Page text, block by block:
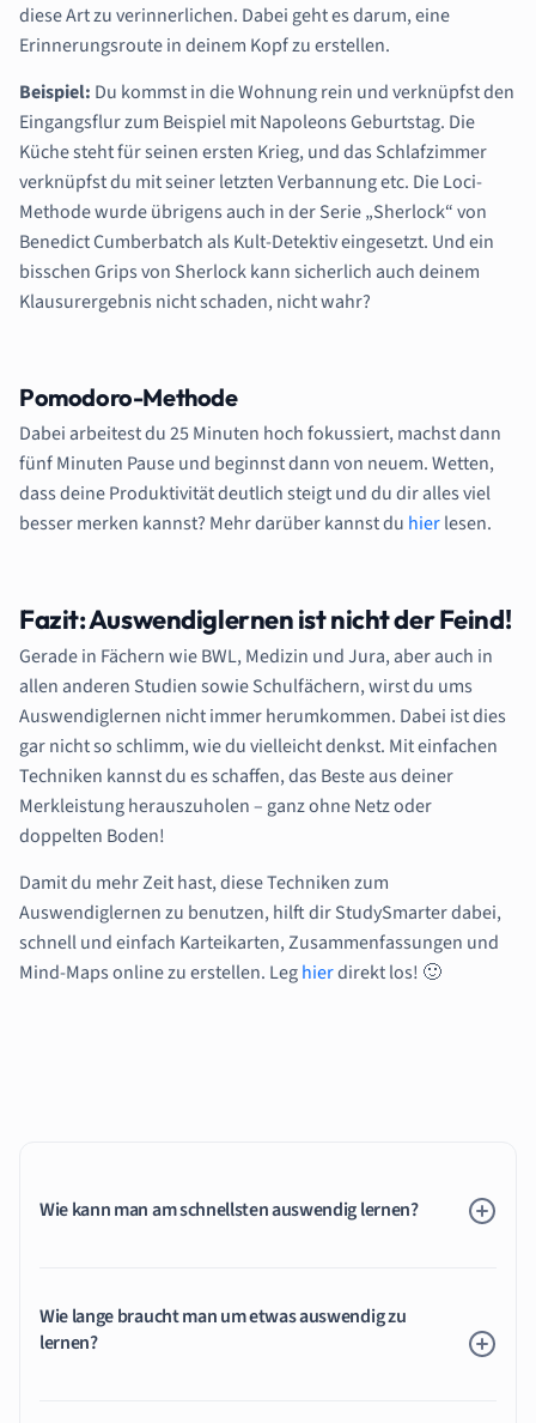
diese Art zu verinnerlichen. Dabei geht es darum, eine
Erinnerungsroute in deinem Kopf zu erstellen.
Beispiel: Du kommst in die Wohnung rein und verknüpfst den
Eingangsflur zum Beispiel mit Napoleons Geburtstag. Die
Küche steht für seinen ersten Krieg, und das Schlafzimmer
verknüpfst du mit seiner letzten Verbannung etc. Die Loci-
Methode wurde übrigens auch in der Serie „Sherlock“ von
Benedict Cumberbatch als Kult-Detektiv eingesetzt. Und ein
bisschen Grips von Sherlock kann sicherlich auch deinem
Klausurergebnis nicht schaden, nicht wahr?
Pomodoro-Methode
Dabei arbeitest du 25 Minuten hoch fokussiert, machst dann
fünf Minuten Pause und beginnst dann von neuem. Wetten,
dass deine Produktivität deutlich steigt und du dir alles viel
besser merken kannst? Mehr darüber kannst du hierlesen.
Fazit: Auswendiglernen ist nicht der Feind!
Gerade in Fächern wie BWL, Medizin und Jura, aber auch in
allen anderen Studien sowie Schulfächern, wirst du ums
Auswendiglernen nicht immer herumkommen. Dabei ist dies
gar nicht so schlimm, wie du vielleicht denkst. Mit einfachen
Techniken kannst du es schaffen, das Beste aus deiner
Merkleistung herauszuholen – ganz ohne Netz oder
doppelten Boden!
Damit du mehr Zeit hast, diese Techniken zum
Auswendiglernen zu benutzen, hilft dir StudySmarter dabei,
schnell und einfach Karteikarten, Zusammenfassungen und
Mind-Maps online zu erstellen. Leghierdirekt los! 🙂
Wie kann man am schnellsten auswendig lernen?
Wie lange braucht man um etwas auswendig zu
lernen?